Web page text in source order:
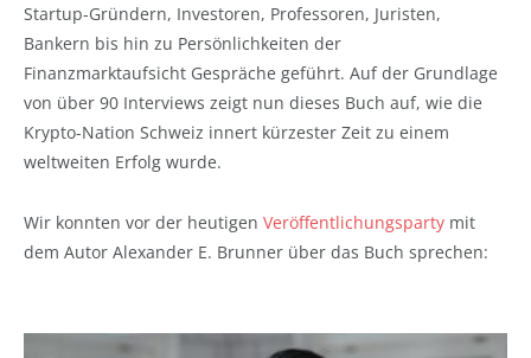
Startup-Gründern, Investoren, Professoren, Juristen,
Bankern bis hin zu Persönlichkeiten der
Finanzmarktaufsicht Gespräche geführt. Auf der Grundlage
von über 90 Interviews zeigt nun dieses Buch auf, wie die
Krypto-Nation Schweiz innert kürzester Zeit zu einem
weltweiten Erfolg wurde.
Wir konnten vor der heutigen Veröffentlichungsparty mit
dem Autor Alexander E. Brunner über das Buch sprechen: